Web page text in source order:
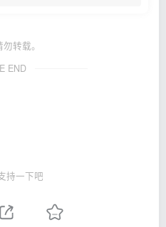
转载。
END
持一下吧